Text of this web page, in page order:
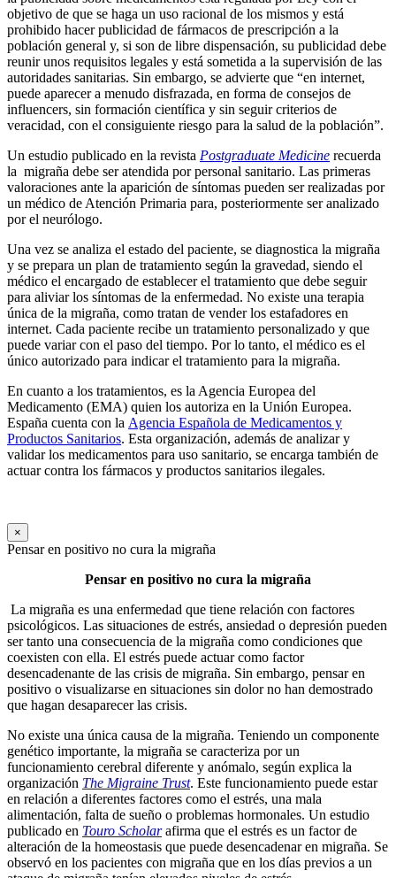
objetivo de que se haga un uso racional de los mismos y está
prohibido hacer publicidad de fármacos de prescripción a la
población general y, si son de libre dispensación, su publicidad debe
reunir unos requisitos legales y está sometida a la supervisión de las
autoridades sanitarias. Sin embargo, se advierte que “en internet,
puede aparecer a menudo disfrazada, en forma de consejos de
influencers, sin formación científica y sin seguir criterios de
veracidad, con el consiguiente riesgo para la salud de la población”.
Un estudio publicado en la revista Postgraduate Medicine recuerda
la migraña debe ser atendida por personal sanitario. Las primeras
valoraciones ante la aparición de síntomas pueden ser realizadas por
un médico de Atención Primaria para, posteriormente ser analizado
por el neurólogo.
Una vez se analiza el estado del paciente, se diagnostica la migraña
y se prepara un plan de tratamiento según la gravedad, siendo el
médico el encargado de establecer el tratamiento que debe seguir
para aliviar los síntomas de la enfermedad. No existe una terapia
única de la migraña, como tratan de vender los estafadores en
internet. Cada paciente recibe un tratamiento personalizado y que
puede variar con el paso del tiempo. Por lo tanto, el médico es el
único autorizado para indicar el tratamiento para la migraña.
En cuanto a los tratamientos, es la Agencia Europea del
Medicamento (EMA) quien los autoriza en la Unión Europea.
España cuenta con la Agencia Española de Medicamentos y
Productos Sanitarios. Esta organización, además de analizar y
validar los medicamentos para uso sanitario, se encarga también de
actuar contra los fármacos y productos sanitarios ilegales.
×
Pensar en positivo no cura la migraña
Pensar en positivo no cura la migraña
La migraña es una enfermedad que tiene relación con factores
psicológicos. Las situaciones de estrés, ansiedad o depresión pueden
ser tanto una consecuencia de la migraña como condiciones que
coexisten con ella. El estrés puede actuar como factor
desencadenante de las crisis de migraña. Sin embargo, pensar en
positivo o visualizarse en situaciones sin dolor no han demostrado
que hagan desaparecer las crisis.
No existe una única causa de la migraña. Teniendo un componente
genético importante, la migraña se caracteriza por un
funcionamiento cerebral diferente y anómalo, según explica la
organización The Migraine Trust. Este funcionamiento puede estar
en relación a diferentes factores como el estrés, una mala
alimentación, falta de sueño o problemas hormonales. Un estudio
publicado en Touro Scholarafirma que el estrés es un factor de
alteración de la homeostasis que puede desencadenar en migraña. Se
observó en los pacientes con migraña que en los días previos a un